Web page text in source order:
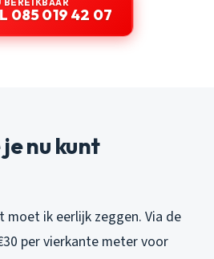
085 019 42 07
nu kunt
moet ik eerlijk zeggen. Via de
per vierkante meter voor